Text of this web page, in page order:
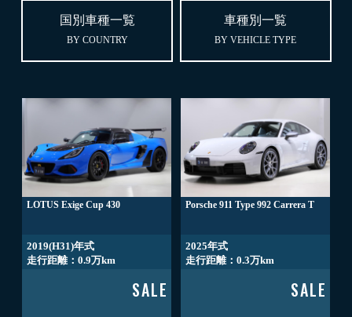
国別車種一覧
BY COUNTRY
車種別一覧
BY VEHICLE TYPE
LOTUS Exige Cup 430
2019(H31)年式
走行距離：0.9万km
SALE
Porsche 911 Type 992 Carrera T
2025年式
走行距離：0.3万km
SALE